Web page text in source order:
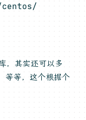
，其实还可以多
等等，这个根据个